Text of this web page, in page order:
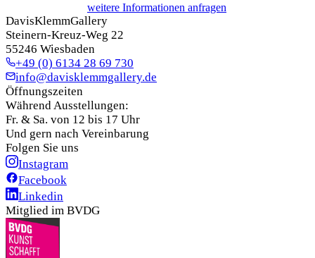
weitere Informationen anfragen
DavisKlemmGallery
Steinern-Kreuz-Weg 22
55246 Wiesbaden
+49 (0) 6134 28 69 730
info@davisklemmgallery.de
Öffnungszeiten
Während Ausstellungen:
Fr. & Sa. von 12 bis 17 Uhr
Und gern nach Vereinbarung
Folgen Sie uns
Instagram
Facebook
Linkedin
Mitglied im BVDG